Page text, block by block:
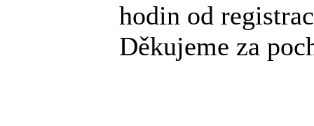
hodin od
Děkujeme za